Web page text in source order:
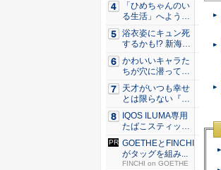
「ひめちゃんのい
る生活」へようこ
そ！ 「...
浴衣姿にキュン死
するかも!? 新海ま
きが...
かわいいキャラた
ちが穴に潜ってひ
どい目に...
天才がいつも幸せ
とは限らない『ダ
イヤモン...
IQOS ILUMA専用
たばこスティッ
ク...
GOETHEとFINCHI
がタッグを組み...
FINCHI on GOETHE